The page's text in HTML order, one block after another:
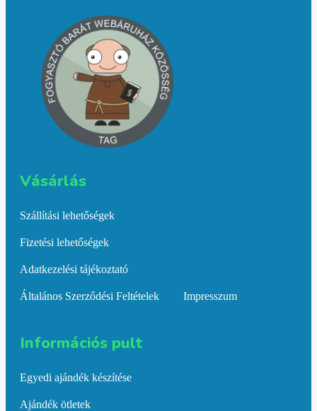
Vásárlás​
Szállítási lehetőségek
Fizetési lehetőségek
Adatkezelési tájékoztató
Általános Szerződési Feltételek Impresszum
Információs pult​
Egyedi ajándék készítése
Ajándék ötletek